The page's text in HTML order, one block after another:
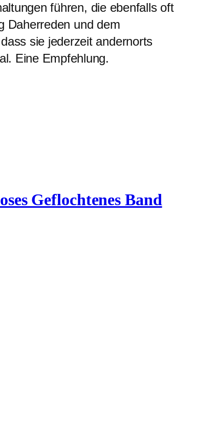
führen, die ebenfalls oft
Daherreden und dem
sie jederzeit andernorts
Eine Empfehlung.
Geflochtenes Band